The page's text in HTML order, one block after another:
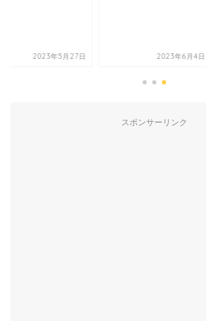
2023年5月27日 2023年6月4日
スポンサーリンク